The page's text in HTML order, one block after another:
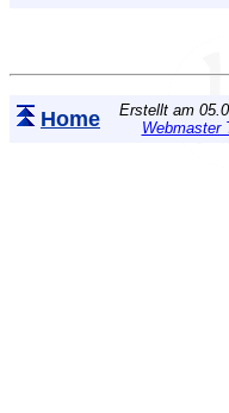
Home
Erstellt am
Webmaster